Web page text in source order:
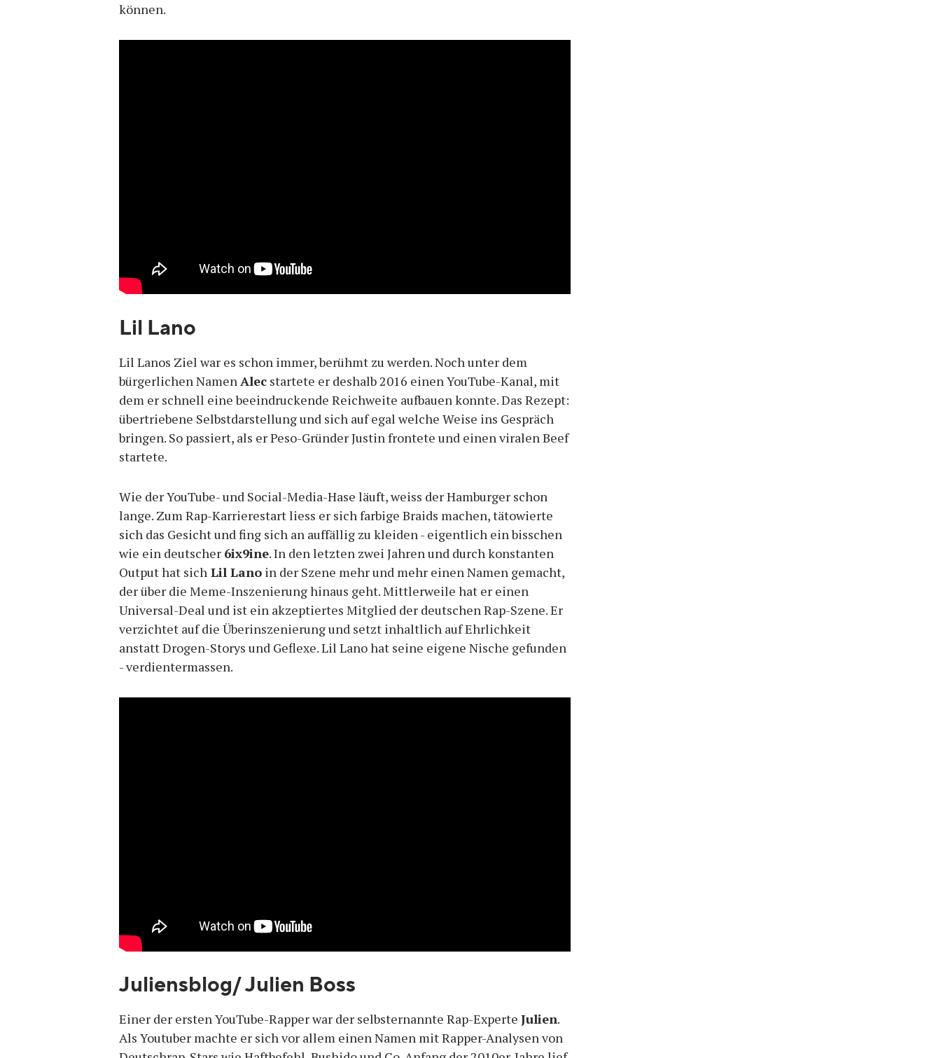
können.
Lil Lano
Lil Lanos Ziel war es schon immer, berühmt zu werden. Noch unter dem
bürgerlichen Namen Alec startete er deshalb 2016 einen YouTube-Kanal, mit
dem er schnell eine beeindruckende Reichweite aufbauen konnte. Das Rezept:
übertriebene Selbstdarstellung und sich auf egal welche Weise ins Gespräch
bringen. So passiert, als er Peso-Gründer Justin frontete und einen viralen Beef
startete.
Wie der YouTube- und Social-Media-Hase läuft, weiss der Hamburger schon
lange. Zum Rap-Karrierestart liess er sich farbige Braids machen, tätowierte
sich das Gesicht und fing sich an auffällig zu kleiden - eigentlich ein bisschen
wie ein deutscher 6ix9ine. In den letzten zwei Jahren und durch konstanten
Output hat sich Lil Lano in der Szene mehr und mehr einen Namen gemacht,
der über die Meme-Inszenierung hinaus geht. Mittlerweile hat er einen
Universal-Deal und ist ein akzeptiertes Mitglied der deutschen Rap-Szene. Er
verzichtet auf die Überinszenierung und setzt inhaltlich auf Ehrlichkeit
anstatt Drogen-Storys und Geflexe. Lil Lano hat seine eigene Nische gefunden
- verdientermassen.
Juliensblog/ Julien Boss
Einer der ersten YouTube-Rapper war der selbsternannte Rap-Experte Julien.
Als Youtuber machte er sich vor allem einen Namen mit Rapper-Analysen von